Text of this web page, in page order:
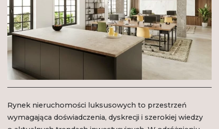
Rynek nieruchomości luksusowych to przestrzeń
wymagająca doświadczenia, dyskrecji i szerokiej wiedzy